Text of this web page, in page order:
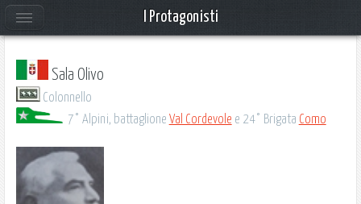
Sala Olivo
Colonnello
7° Alpini, battaglione Val Cordevole e 24° Brigata Como
I Protagonisti